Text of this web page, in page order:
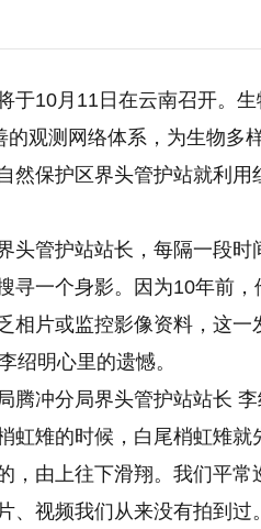
于10月11日在云南召开。
观测网络体系，为生物多
然保护区界头管护站就利用
头管护站站长，每隔一段时
寻一个身影。因为10年前，
相片或监控影像资料，这一
绍明心里的遗憾。
腾冲分局界头管护站站长
虹雉的时候，白尾梢虹雉就
由上往下滑翔。我们平常
视频我们从来没有拍到过。